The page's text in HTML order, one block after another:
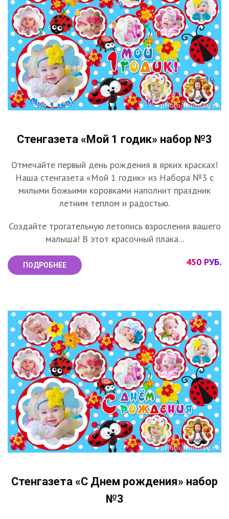
Стенгазета «Мой 1 годик» набор №3
Отмечайте первый день рождения в ярких красках!
Наша стенгазета «Мой 1 годик» из Набора №3 с
милыми божьими коровками наполнит праздник
летним теплом и радостью.
Создайте трогательную летопись взросления вашего
малыша! В этот красочный плака...
ПОДРОБНЕЕ 450 РУБ.
Стенгазета «С Днем рождения» набор
№3